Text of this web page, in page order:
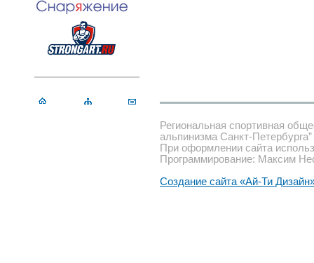
Региональная спортивная
альпинизма Санкт-Петербурга”
При оформлении сайта
Программирование: Максим
Создание сайта «Ай-Ти